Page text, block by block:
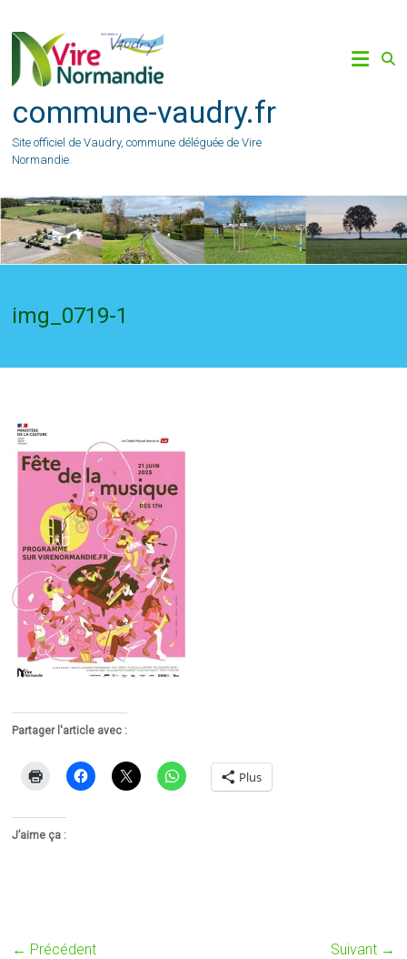
content
commune-vaudry.fr
Site officiel de Vaudry, commune déléguée de Vire
Normandie.
img_0719-1
Partager l'article avec :
Plus
J’aime ça :
← Précédent Suivant →